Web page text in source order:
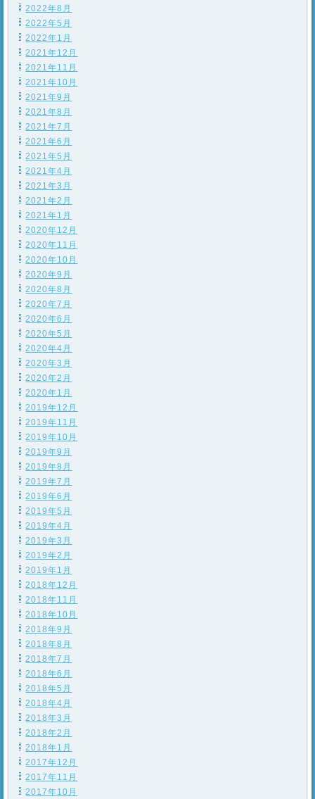
2022年8月
2022年5月
2022年1月
2021年12月
2021年11月
2021年10月
2021年9月
2021年8月
2021年7月
2021年6月
2021年5月
2021年4月
2021年3月
2021年2月
2021年1月
2020年12月
2020年11月
2020年10月
2020年9月
2020年8月
2020年7月
2020年6月
2020年5月
2020年4月
2020年3月
2020年2月
2020年1月
2019年12月
2019年11月
2019年10月
2019年9月
2019年8月
2019年7月
2019年6月
2019年5月
2019年4月
2019年3月
2019年2月
2019年1月
2018年12月
2018年11月
2018年10月
2018年9月
2018年8月
2018年7月
2018年6月
2018年5月
2018年4月
2018年3月
2018年2月
2018年1月
2017年12月
2017年11月
2017年10月